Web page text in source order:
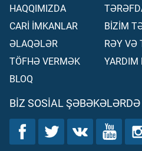
HAQQIMIZDA
CARİ İMKANLAR
ƏLAQƏLƏR
TÖFHƏ VERMƏK
BLOQ
BİZİM
RƏY VƏ
BIZ SOSIAL ŞƏBƏKƏLƏRDƏ